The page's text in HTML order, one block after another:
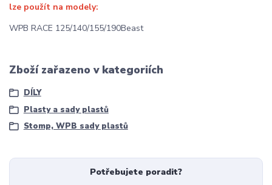
lze použít na modely:
WPB RACE 125/140/155/190Beast
Zboží zařazeno v kategoriích
DÍLY
Plasty a sady plastů
Stomp, WPB sady plastů
Potřebujete poradit?